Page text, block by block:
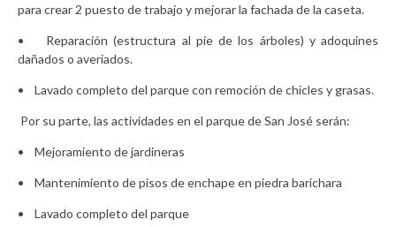
para crear 2 puesto de trabajo y mejorar la fachada de la caseta.
• Reparación (estructura al pie de los árboles) y adoquines
dañados o averiados.
• Lavado completo del parque con remoción de chicles y grasas.
Por su parte, las actividades en el parque de San José serán:
• Mejoramiento de jardineras
• Mantenimiento de pisos de enchape en piedra barichara
• Lavado completo del parque